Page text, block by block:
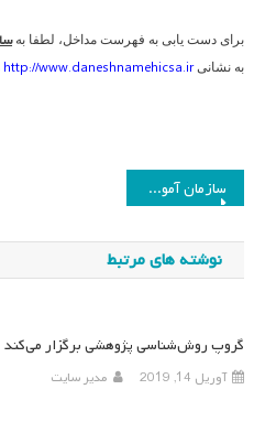
برای دست یابی به فهرست مداخل، لطفا به
به نشانیhttp://www.daneshnamehicsa.ir
راهبری
نوشته
سازمان آموزش فنی و حرفه‌ای کشور برگزار می‌کند
نوشته های مرتبط
گروپ روش‌شناسی پژوهشی برگزار می‌کند
آوریل 14, 2019 مدیر سایت